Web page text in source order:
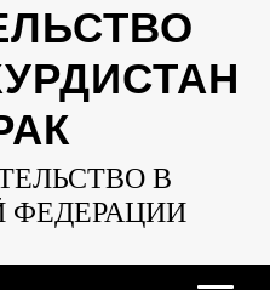
В
ФЕДЕРАЦИИ